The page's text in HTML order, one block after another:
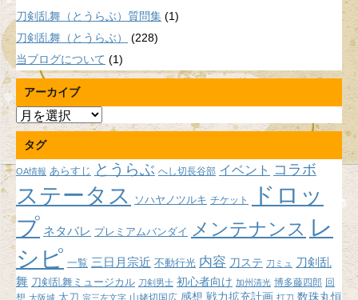
刀剣乱舞（とうらぶ）質問集 (1)
刀剣乱舞（とうらぶ）
(228)
当ブログについて (1)
アーカイブ
ア
ー
カ
イ
ブ
タグ
OA情報 あらすじ とうらぶ へし切長谷部 イベント コラボ
ステータス ソハヤノツルキ チケット
ドロッ
プ ネタバレ プレミアムバンダイ メンテナンス レ
シピ 一覧 三日月宗近 不動行光 内容 刀ステ 刀ミュ
刀剣乱
舞 刀剣乱舞ミュージカル 刀剣男士 初心者向け 加州清光 博多藤四郎 回
想 大阪城 太刀 宗三左文字 山姥切国広 感想 戦力拡充計画 打刀 数珠丸恒